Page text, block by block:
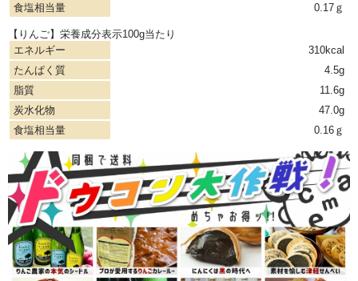
食塩相当量
0.17ｇ
【りんご】栄養成分表示100g当たり
エネルギー
310kcal
たんぱく質
4.5g
脂質
11.6g
炭水化物
47.0g
食塩相当量
0.16ｇ